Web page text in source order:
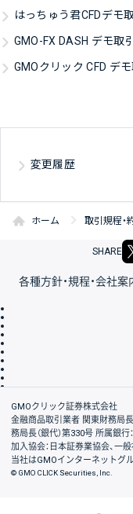
はっちゅう君CFDデモ
GMO-FX DASH デモ取
GMOクリック CFD デ
変更履歴
ホーム 取引規程・
SHARE
各種方針・規程・会社案
会社案内
GMOクリック証券株式会社
金融商品取引業者 関東財務局
務局長（銀代）第330号 所属銀
加入協会：日本証券業協会、一
当社はGMOインターネットグ
© GMO CLICK Securities, Inc.